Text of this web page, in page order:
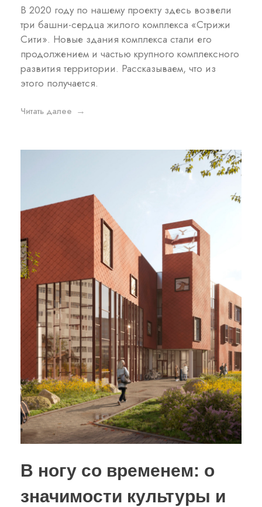
В 2020 году по нашему проекту здесь возвели
три башни-сердца жилого комплекса «Стрижи
Сити». Новые здания комплекса стали его
продолжением и частью крупного комплексного
развития территории. Рассказываем, что из
этого получается.
Читать далее
В ногу со временем: о
значимости культуры и